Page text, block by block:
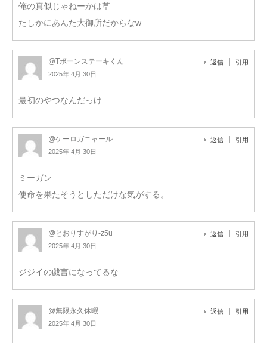
俺の真似じゃねーかは草
たしかにあんた大御所だからなw
@Tボーンステーキくん
2025年 4月 30日
返信 引用
最初のやつなんだっけ
@ケーロガニャール
2025年 4月 30日
返信 引用
ミーガン
使命を果たそうとしただけな気がする。
@とおりすがり-z5u
2025年 4月 30日
返信 引用
ジジイの戯言になってるな
@無限永久休暇
2025年 4月 30日
返信 引用